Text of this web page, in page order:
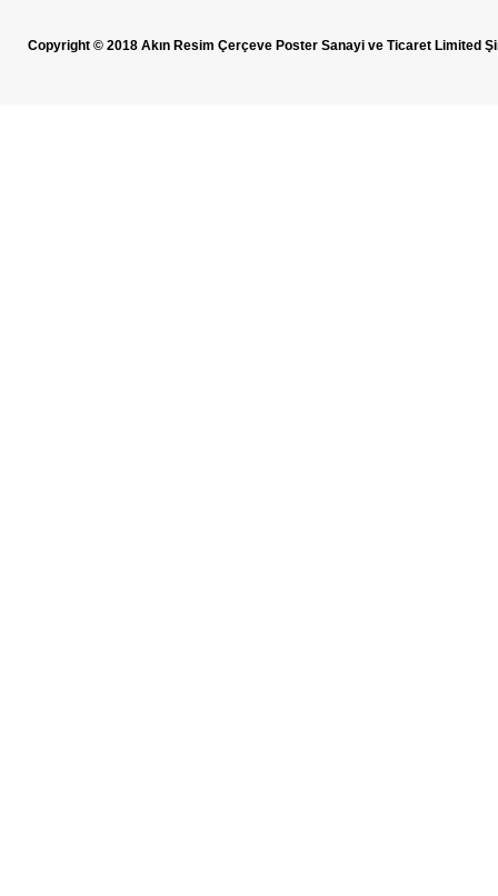
Copyright © 2018 Akın Resim Çerçeve Poster Sanayi ve Ticaret Limited